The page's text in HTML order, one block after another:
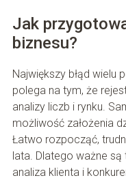
Jak
biznesu?
Największy błąd wielu
polega na tym, że
analizy liczb i rynku.
możliwość założenia
Łatwo rozpocząć,
lata. Dlatego ważne
analiza klienta i